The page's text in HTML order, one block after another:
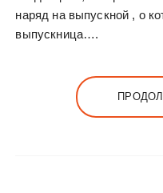
наряд на выпускной , о
выпускница….